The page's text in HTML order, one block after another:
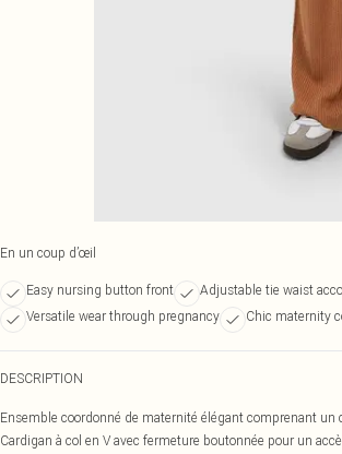
En un coup d’œil
Easy nursing button front Adjustable tie waist
Versatile wear through pregnancy
Chic maternity
DESCRIPTION
Ensemble coordonné de maternité élégant comprenant
Cardigan à col en V avec fermeture boutonnée pour un